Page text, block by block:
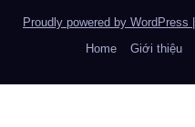
Proudly powered by WordPress |
Home
Giới thiệu